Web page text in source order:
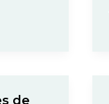
de